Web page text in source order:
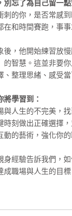
別忘了為自己留一點
刺的你，是否常感
在和時間賽跑，事
後，他開始練習放
的智慧。這並非要
、整理思緒、感受當
將學習到：
與人生的不完美，
時刻做出正確選擇
動的藝術，強化你的
身經驗告訴我們，
成職場與人生的目標